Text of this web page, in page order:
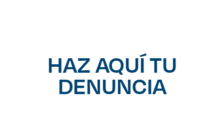
HAZ AQUÍ TU
DENUNCIA